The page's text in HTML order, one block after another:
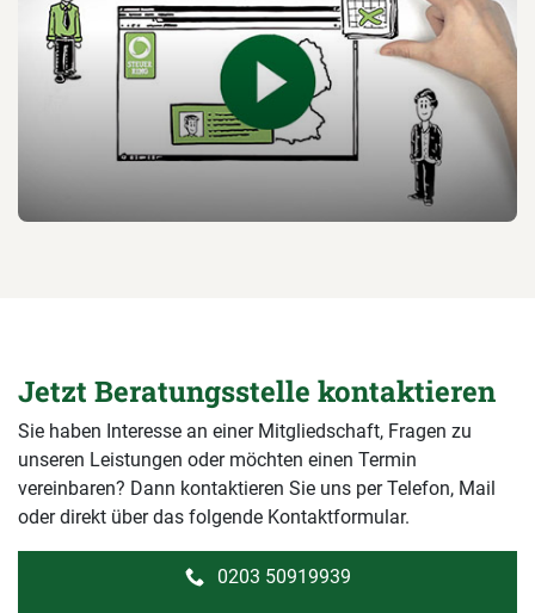
Jetzt Beratungsstelle kontaktieren
Sie haben Interesse an einer Mitgliedschaft, Fragen zu
unseren Leistungen oder möchten einen Termin
vereinbaren? Dann kontaktieren Sie uns per Telefon, Mail
oder direkt über das folgende Kontaktformular.
0203 50919939